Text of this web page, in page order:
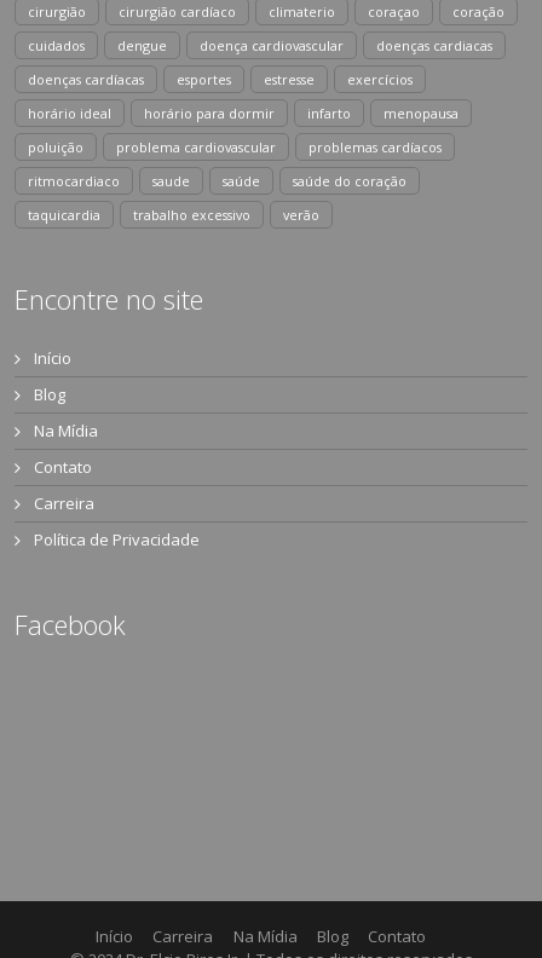
cirurgião
cirurgião cardíaco climaterio coraçao
coração
cuidados
dengue doença cardiovascular
doenças cardiacas
doenças cardíacas
esportes estresse
exercícios
horário ideal
horário para dormir infarto
menopausa
poluição
problema cardiovascular
problemas cardíacos
ritmocardiaco
saude saúde
saúde do coração
taquicardia
trabalho excessivo verão
Encontre no site
Início
Blog
Na Mídia
Contato
Carreira
Política de Privacidade
Facebook
Início Carreira Na Mídia Blog
Contato